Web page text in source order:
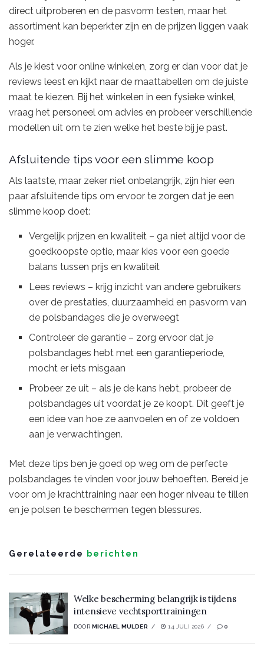
direct uitproberen en de pasvorm testen, maar het
assortiment kan beperkter zijn en de prijzen liggen vaak
hoger.
Als je kiest voor online winkelen, zorg er dan voor dat je
reviews leest en kijkt naar de maattabellen om de juiste
maat te kiezen. Bij het winkelen in een fysieke winkel,
vraag het personeel om advies en probeer verschillende
modellen uit om te zien welke het beste bij je past.
Afsluitende tips voor een slimme koop
Als laatste, maar zeker niet onbelangrijk, zijn hier een
paar afsluitende tips om ervoor te zorgen dat je een
slimme koop doet:
Vergelijk prijzen en kwaliteit – ga niet altijd voor de
goedkoopste optie, maar kies voor een goede
balans tussen prijs en kwaliteit
Lees reviews – krijg inzicht van andere gebruikers
over de prestaties, duurzaamheid en pasvorm van
de polsbandages die je overweegt
Controleer de garantie – zorg ervoor dat je
polsbandages hebt met een garantieperiode,
mocht er iets misgaan
Probeer ze uit – als je de kans hebt, probeer de
polsbandages uit voordat je ze koopt. Dit geeft je
een idee van hoe ze aanvoelen en of ze voldoen
aan je verwachtingen.
Met deze tips ben je goed op weg om de perfecte
polsbandages te vinden voor jouw behoeften. Bereid je
voor om je krachttraining naar een hoger niveau te tillen
en je polsen te beschermen tegen blessures.
Gerelateerde berichten
Welke bescherming belangrijk is tijdens
intensieve vechtsporttrainingen
DOOR MICHAEL MULDER 14 JULI 2026 0